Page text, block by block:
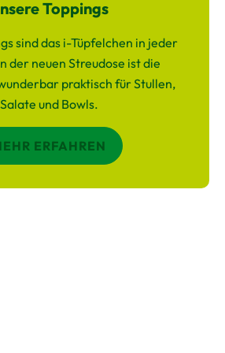
Toppings
sind das i-Tüpfelchen in jeder
der neuen Streudose ist die
praktisch für Stullen,
Salate und Bowls.
ERFAHREN